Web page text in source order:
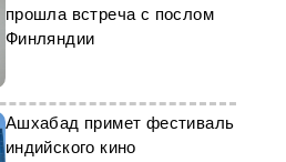
прошла встреча с послом
Финляндии
Ашхабад примет фестиваль
индийского кино